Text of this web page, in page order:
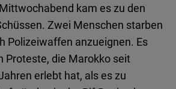
kam es zu den
Zwei Menschen starben
Polizeiwaffen anzueignen. Es
Proteste, die Marokko seit
erlebt hat, als es zu